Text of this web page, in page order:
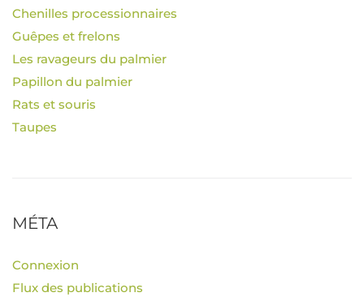
Chenilles processionnaires
Guêpes et frelons
Les ravageurs du palmier
Papillon du palmier
Rats et souris
Taupes
MÉTA
Connexion
Flux des publications